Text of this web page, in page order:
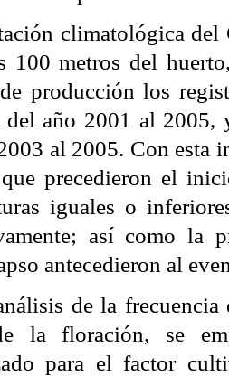
climatológica
100 metros del
producción los
del año 2001 al 2005,
al 2005. Con esta
precedieron el
iguales o
así como la
antecedieron al
de la
la floración, se
para el factor